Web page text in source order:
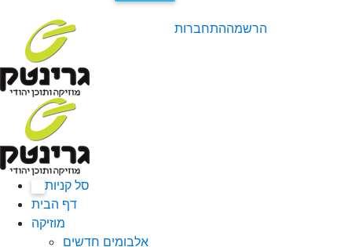
התחברותהרשמה
סל קניות
דף הבית
מוזיקה
אלבומים חדשים